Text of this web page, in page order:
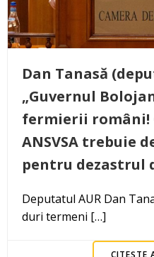
Dan Tanasă
„Guvernul
fermierii români!
ANSVSA trebuie
pentru dezastrul
Deputatul AUR Dan
duri termeni […]
CITEȘTE